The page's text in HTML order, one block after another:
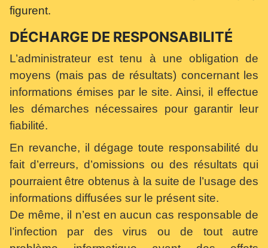
figurent.
DÉCHARGE DE RESPONSABILITÉ
L’administrateur est tenu à une obligation de
moyens (mais pas de résultats) concernant les
informations émises par le site. Ainsi, il effectue
les démarches nécessaires pour garantir leur
fiabilité.
En revanche, il dégage toute responsabilité du
fait d’erreurs, d’omissions ou des résultats qui
pourraient être obtenus à la suite de l’usage des
informations diffusées sur le présent site.
De même, il n’est en aucun cas responsable de
l’infection par des virus ou de tout autre